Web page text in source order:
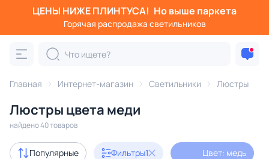
ЦЕНЫ НИЖЕ ПЛИНТУСА! Но выше паркета
Горячая распродажа светильников
Главная Интернет-магазин Светильники Люстры
Люстры цвета меди
найдено 40 товаров
Популярные Фильтры1 Цвет: медь
Фильтры
Категория:
подвесные потолочные
Акции 9